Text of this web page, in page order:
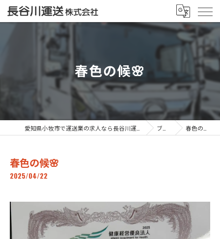
春色の候🌸
ブログ 春色の候🌸
春色の候🌸
2025/04/22